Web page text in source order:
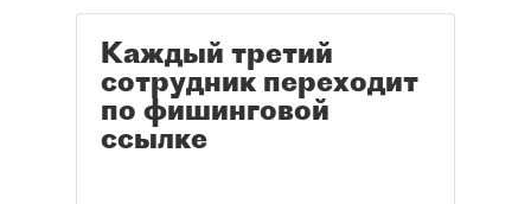
Каждый третий
сотрудник переходит
по фишинговой
ссылке